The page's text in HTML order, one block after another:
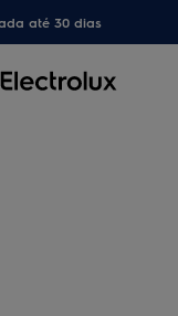
até 30 dias